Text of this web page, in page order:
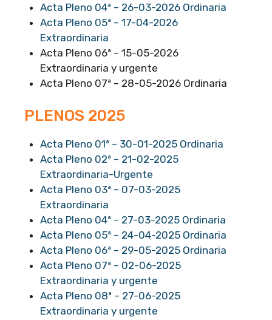
Acta Pleno 04ª – 26-03-2026 Ordinaria
Acta Pleno 05ª – 17-04-2026
Extraordinaria
Acta Pleno 06ª – 15-05-2026
Extraordinaria y urgente
Acta Pleno 07ª – 28-05-2026 Ordinaria
PLENOS 2025
Acta Pleno 01ª – 30-01-2025 Ordinaria
Acta Pleno 02ª – 21-02-2025
Extraordinaria-Urgente
Acta Pleno 03ª – 07-03-2025
Extraordinaria
Acta Pleno 04ª – 27-03-2025 Ordinaria
Acta Pleno 05ª – 24-04-2025 Ordinaria
Acta Pleno 06ª – 29-05-2025 Ordinaria
Acta Pleno 07ª – 02-06-2025
Extraordinaria y urgente
Acta Pleno 08ª – 27-06-2025
Extraordinaria y urgente